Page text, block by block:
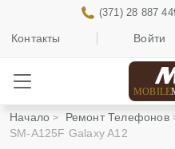
Контакты Войти
(371) 28 887
MOBILE
Начало Ремонт Телефонов
SM-A125F Galaxy A12